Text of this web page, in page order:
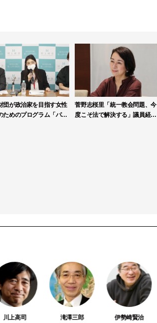
団が政治家を目指す女性
ためのプログラム「パブ
菅野志桜里「統一教会問題、今
度こそ法で解決する」議員経験
川上高司 滝澤三郎 伊勢崎賢治